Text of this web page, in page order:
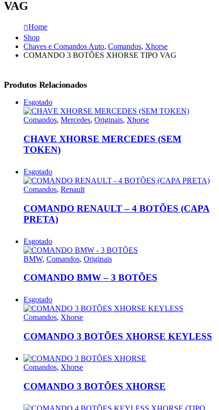
VAG
Home
Shop
Chaves e Comandos Auto, Comandos, Xhorse
COMANDO 3 BOTÕES XHORSE TIPO VAG
Produtos Relacionados
Esgotado
Comandos, Mercedes, Originais, Xhorse
CHAVE XHORSE MERCEDES (SEM
TOKEN)
Esgotado
Comandos, Renault
COMANDO RENAULT – 4 BOTÕES (CAPA
PRETA)
Esgotado
BMW, Comandos, Originais
COMANDO BMW – 3 BOTÕES
Esgotado
Comandos, Xhorse
COMANDO 3 BOTÕES XHORSE KEYLESS
Comandos, Xhorse
COMANDO 3 BOTÕES XHORSE